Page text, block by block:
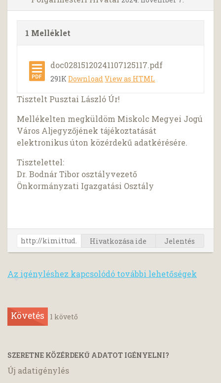
1 Melléklet
doc02815120241107125117.pdf
291KDownloadView as HTML
Tisztelt Pusztai László Úr!
Mellékelten megküldöm Miskolc Megyei Jogú
Város Aljegyzőjének tájékoztatását
elektronikus úton közérdekű adatkérésére.
Tisztelettel:
Dr. Bodnár Tibor osztályvezető
Önkormányzati Igazgatási Osztály
Hivatkozása ide Jelentés
Az igényléshez kapcsolódó további lehetőségek
Követés 1 követő
SZERETNE KÖZÉRDEKŰ ADATOT IGÉNYELNI?
Új adatigénylés